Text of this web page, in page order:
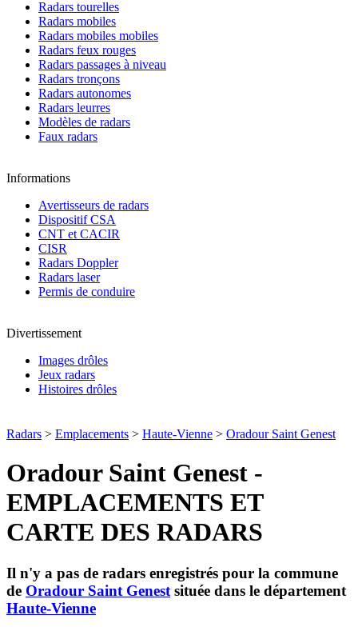
Radars tourelles
Radars mobiles
Radars mobiles mobiles
Radars feux rouges
Radars passages à niveau
Radars tronçons
Radars autonomes
Radars leurres
Modèles de radars
Faux radars
Informations
Avertisseurs de radars
Dispositif CSA
CNT et CACIR
CISR
Radars Doppler
Radars laser
Permis de conduire
Divertissement
Images drôles
Jeux radars
Histoires drôles
Radars > Emplacements > Haute-Vienne > Oradour Saint Genest
Oradour Saint Genest -
EMPLACEMENTS ET
CARTE DES RADARS
Il n'y a pas de radars enregistrés pour la commune
de Oradour Saint Genest située dans le département
Haute-Vienne